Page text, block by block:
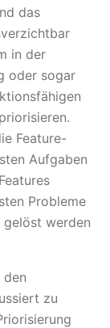
das
in der
oder sogar
Feature-
Aufgaben
Probleme
werden
den
zu